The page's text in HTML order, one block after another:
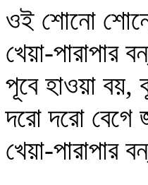
ওই শোনো শোনো
খেয়া-পারাপার
পূবে হাওয়া
দরো দরো
খেয়া-পারাপার